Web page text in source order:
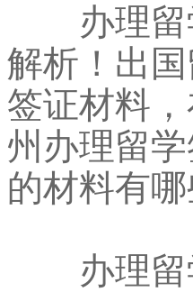
办理留学
解析！出
签证材料
州办理留
的材料有
办理留